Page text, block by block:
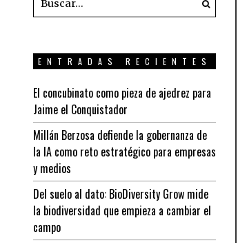
ENTRADAS RECIENTES
El concubinato como pieza de ajedrez para
Jaime el Conquistador
Millán Berzosa defiende la gobernanza de
la IA como reto estratégico para empresas
y medios
Del suelo al dato: BioDiversity Grow mide
la biodiversidad que empieza a cambiar el
campo